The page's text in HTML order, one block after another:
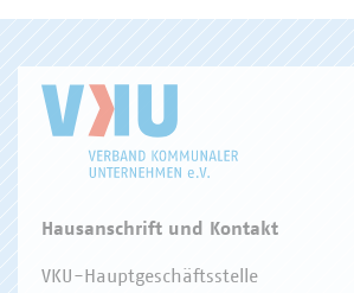
Hausanschrift und Kontakt
VKU-Hauptgeschäftsstelle